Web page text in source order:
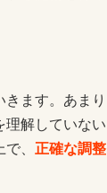
ます。あまり
理解していない
、 正確な調整